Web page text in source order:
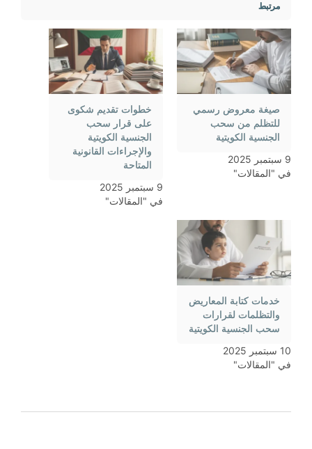
مرتبط
صيغة معروض رسمي
للتظلم من سحب
الجنسية الكويتية
9 سبتمبر 2025
في "المقالات"
خطوات تقديم شكوى
على قرار سحب
الجنسية الكويتية
والإجراءات القانونية
المتاحة
9 سبتمبر 2025
في "المقالات"
خدمات كتابة المعاريض
والتظلمات لقرارات
سحب الجنسية الكويتية
10 سبتمبر 2025
في "المقالات"